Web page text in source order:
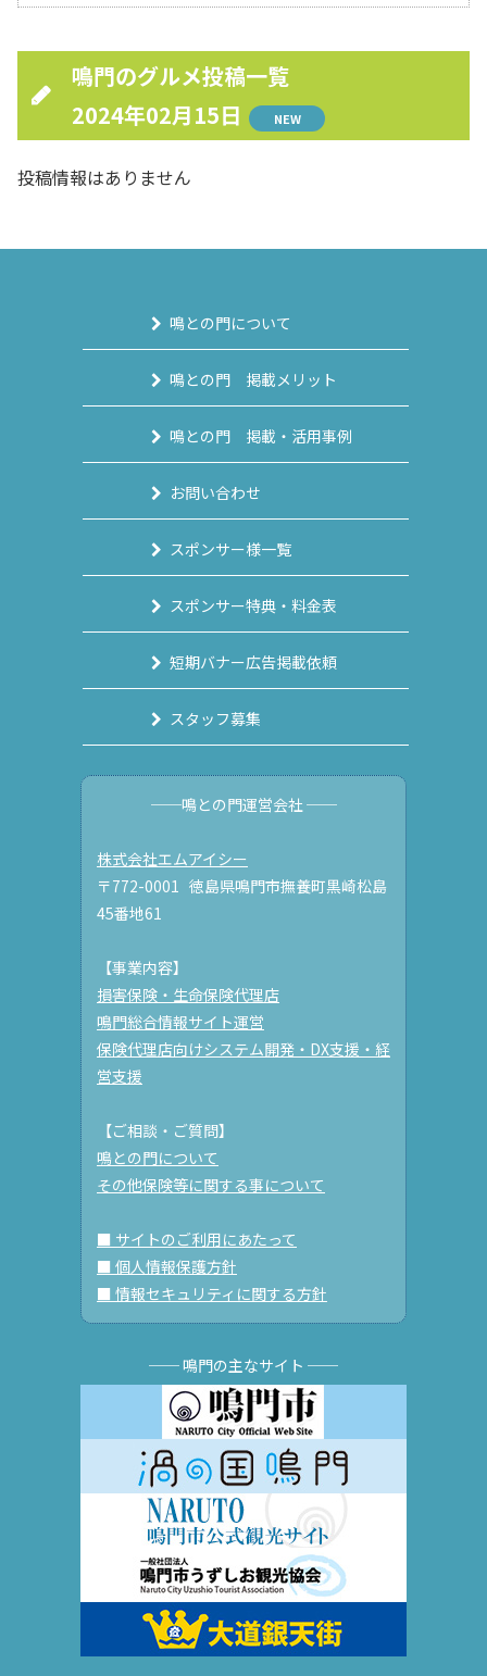
鳴門のグルメ投稿一覧
2024年02月15日
NEW
投稿情報はありません
鳴との門について
鳴との門 掲載メリット
鳴との門 掲載・活用事例
お問い合わせ
スポンサー様一覧
スポンサー特典・料金表
短期バナー広告掲載依頼
スタッフ募集
──鳴との門運営会社 ──
株式会社エムアイシー
〒772-0001 徳島県鳴門市撫養町黒崎松島
45番地61
【事業内容】
損害保険・生命保険代理店
鳴門総合情報サイト運営
保険代理店向けシステム開発・DX支援・経
営支援
【ご相談・ご質問】
鳴との門について
その他保険等に関する事について
■ サイトのご利用にあたって
■ 個人情報保護方針
■ 情報セキュリティに関する方針
── 鳴門の主なサイト ──